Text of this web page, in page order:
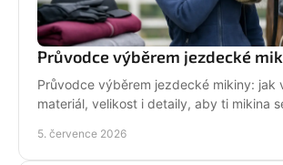
Průvodce výběrem jezdecké
Průvodce výběrem jezdecké mikiny: jak
materiál, velikost i detaily, aby ti mikina
5. července 2026